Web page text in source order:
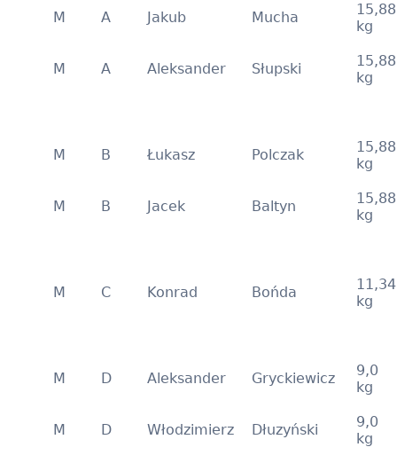
M A Jakub Mucha
15,88
kg
M A Aleksander Słupski
15,88
kg
M B Łukasz Polczak
15,88
kg
M B Jacek Baltyn
15,88
kg
M C Konrad Bońda
11,34
kg
M D Aleksander Gryckiewicz
9,0
kg
M D Włodzimierz Dłuzyński
9,0
kg